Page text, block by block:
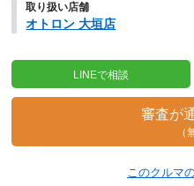
取り扱い店舗
オトロン 大垣店
LINEで相談
審査が
（
このクルマ